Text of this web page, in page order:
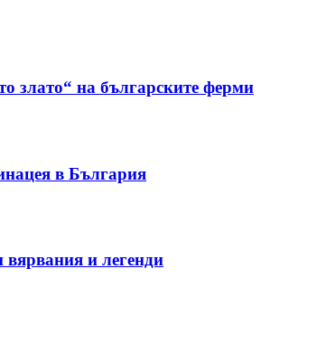
злато“ на българските ферми
в България
вярвания и легенди